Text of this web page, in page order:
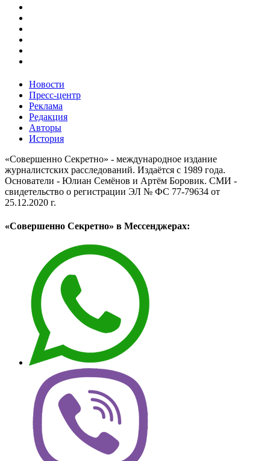
Новости
Пресс-центр
Реклама
Редакция
Авторы
История
«Совершенно Секретно» - международное издание
журналистских расследований. Издаётся с 1989 года.
Основатели - Юлиан Семёнов и Артём Боровик. CМИ -
свидетельство о регистрации ЭЛ № ФС 77-79634 от
25.12.2020 г.
«Совершенно Секретно» в Мессенджерах: